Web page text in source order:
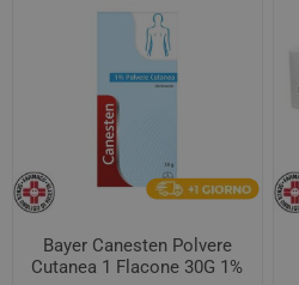
Bayer Canesten Polvere
Cutanea 1 Flacone 30G 1%